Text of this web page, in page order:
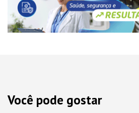
Você pode gostar